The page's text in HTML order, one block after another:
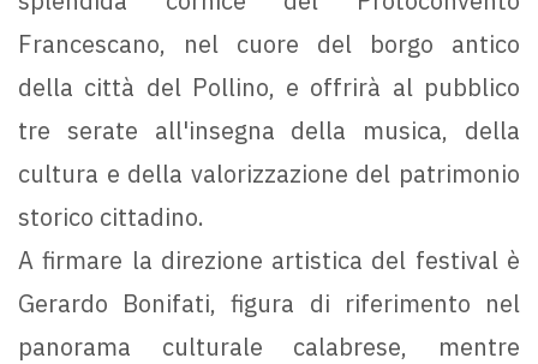
Francescano, nel cuore del borgo antico
della città del Pollino, e offrirà al pubblico
tre serate all'insegna della musica, della
cultura e della valorizzazione del patrimonio
storico cittadino.
A firmare la direzione artistica del festival è
Gerardo Bonifati, figura di riferimento nel
panorama culturale calabrese, mentre